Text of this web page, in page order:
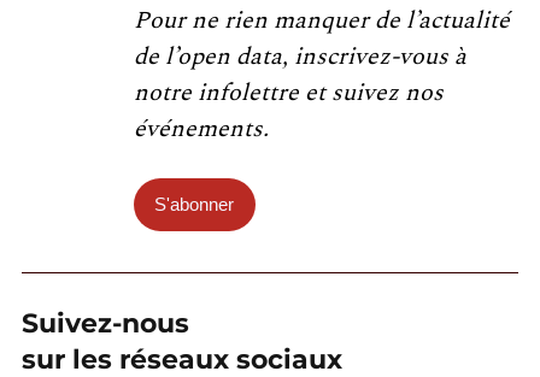
Pour ne rien manquer de l’actualité
de l’open data, inscrivez-vous à
notre infolettre et suivez nos
événements.
S'abonner
Suivez-nous
sur les réseaux sociaux